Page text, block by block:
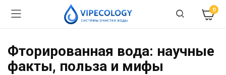
0
Фторированная вода: научные
факты, польза и мифы